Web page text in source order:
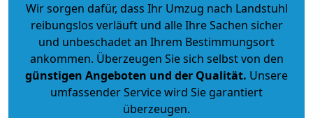
Wir sorgen dafür, dass Ihr Umzug nach Landstuhl
reibungslos verläuft und alle Ihre Sachen sicher
und unbeschadet an Ihrem Bestimmungsort
ankommen. Überzeugen Sie sich selbst von den
günstigen Angeboten und der Qualität. Unsere
umfassender Service wird Sie garantiert
überzeugen.